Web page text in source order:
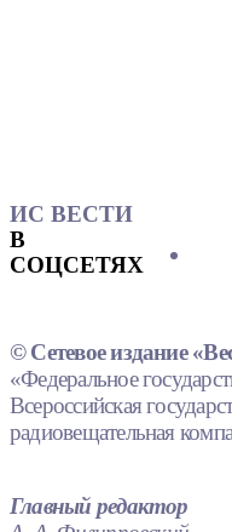
ИС ВЕСТИ
В
СОЦСЕТЯХ
© Сетевое издание
«Федеральное
Всероссийская
радиовещательная
Главный редактор